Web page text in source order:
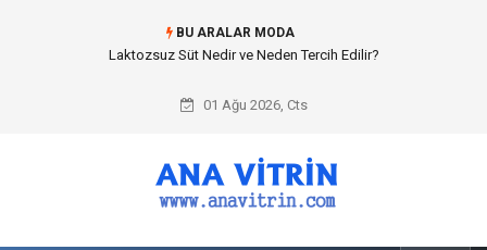
BU ARALAR MODA
Cold mix asphalt plant (Soğuk Asfalt Plenti) ile Yol Yapımında Çevreci ve
01 Ağu 2026, Cts